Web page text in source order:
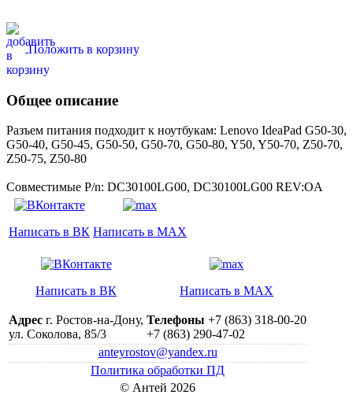
Положить в корзину
Общее описание
Разъем питания подходит к ноутбукам: Lenovo IdeaPad G50-30,
G50-40, G50-45, G50-50, G50-70, G50-80, Y50, Y50-70, Z50-70,
Z50-75, Z50-80
Совместимые P/n: DC30100LG00, DC30100LG00 REV:OA
Написать в ВК Написать в MAX
Написать в ВК Написать в MAX
Адрес г. Ростов-на-Дону,
ул. Соколова, 85/3
Телефоны +7 (863) 318-00-20
+7 (863) 290-47-02
anteyrostov@yandex.ru
Политика обработки ПД
© Антей 2026